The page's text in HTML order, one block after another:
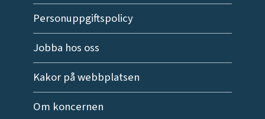
Personuppgiftspolicy
Jobba hos oss
Kakor på webbplatsen
Om koncernen